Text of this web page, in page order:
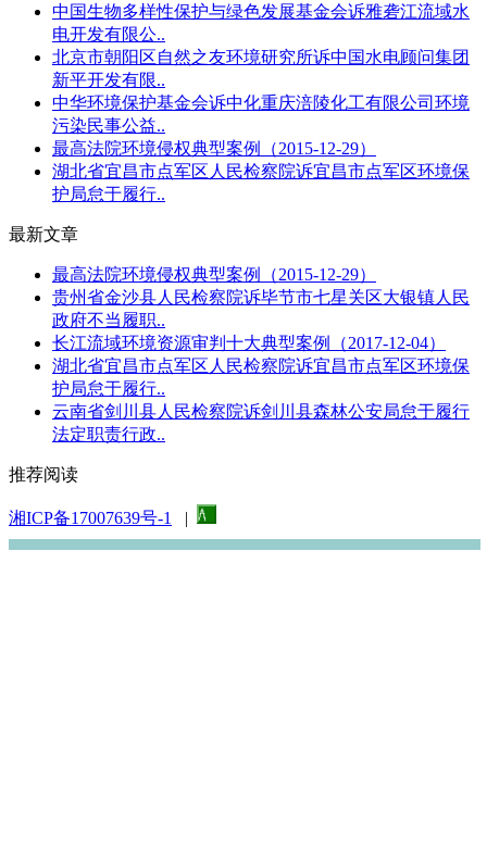
中国生物多样性保护与绿色发展基金会诉雅砻江流域水
电开发有限公..
北京市朝阳区自然之友环境研究所诉中国水电顾问集团
新平开发有限..
中华环境保护基金会诉中化重庆涪陵化工有限公司环境
污染民事公益..
最高法院环境侵权典型案例（2015-12-29）
湖北省宜昌市点军区人民检察院诉宜昌市点军区环境保
护局怠于履行..
最新文章
最高法院环境侵权典型案例（2015-12-29）
贵州省金沙县人民检察院诉毕节市七星关区大银镇人民
政府不当履职..
长江流域环境资源审判十大典型案例（2017-12-04）
湖北省宜昌市点军区人民检察院诉宜昌市点军区环境保
护局怠于履行..
云南省剑川县人民检察院诉剑川县森林公安局怠于履行
法定职责行政..
推荐阅读
湘ICP备17007639号-1 |